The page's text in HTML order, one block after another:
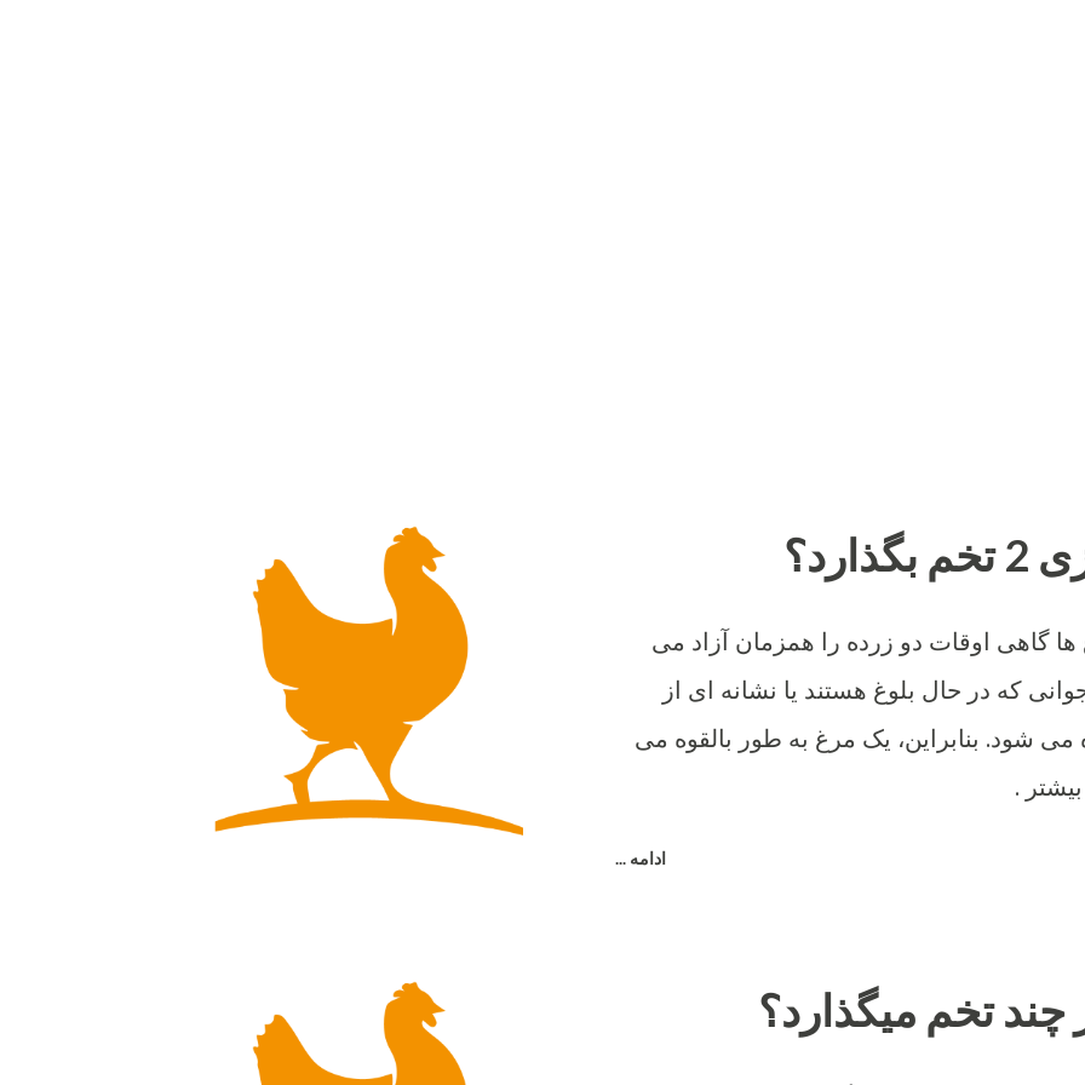
گاهی اوقات دو زرده را همزمان آزاد می
که در حال بلوغ هستند یا نشانه ای از
شود. بنابراین، یک مرغ به طور بالقوه می
.
ادامه ...
تخم میگذارد؟